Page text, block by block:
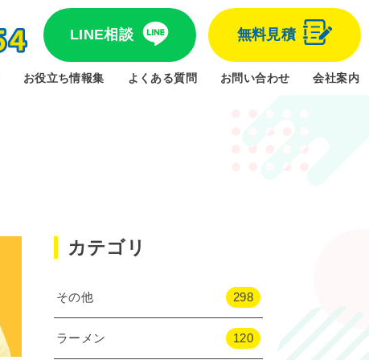
LINE相談 無料見積
お役立ち情報集 よくある質問 お問い合わせ 会社案内
カテゴリ
その他 298
ラーメン 120